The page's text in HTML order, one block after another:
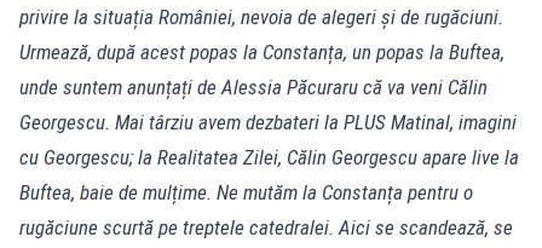
privire la situația României, nevoia de alegeri și de rugăciuni.
Urmează, după acest popas la Constanța, un popas la Buftea,
unde suntem anunțați de Alessia Păcuraru că va veni Călin
Georgescu. Mai târziu avem dezbateri la PLUS Matinal, imagini
cu Georgescu; la Realitatea Zilei, Călin Georgescu apare live la
Buftea, baie de mulțime. Ne mutăm la Constanța pentru o
rugăciune scurtă pe treptele catedralei. Aici se scandează, se